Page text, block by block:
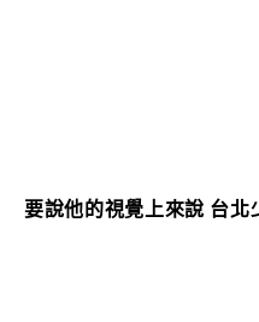
要說他的視覺上來說 台